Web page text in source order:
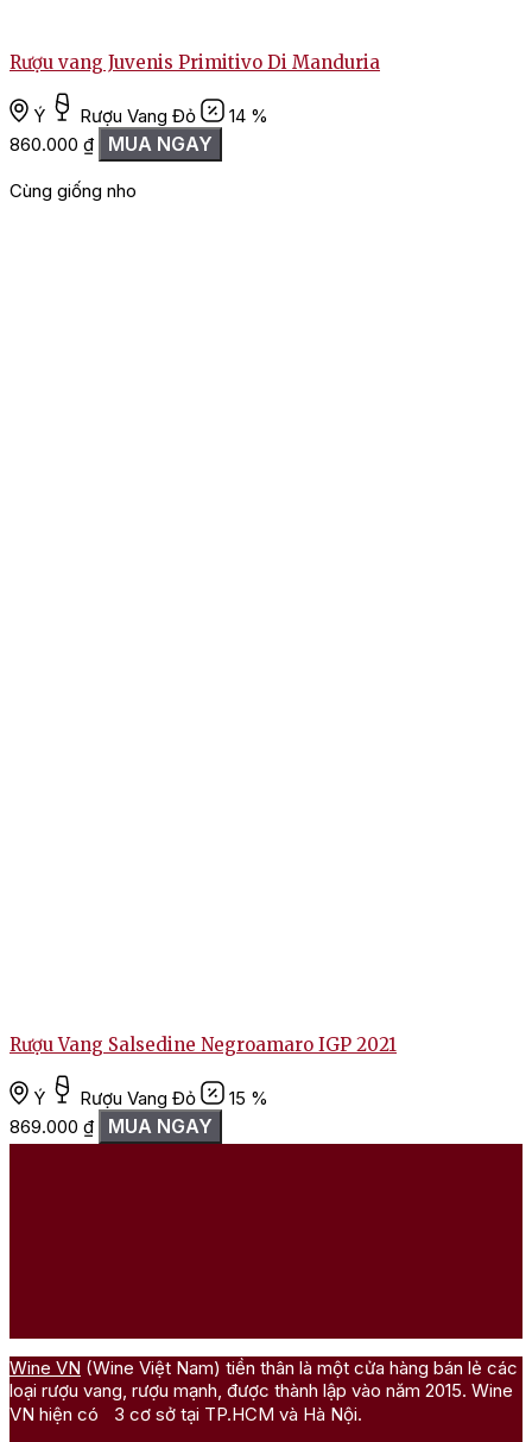
Rượu vang Juvenis Primitivo Di Manduria
Ý Rượu Vang Đỏ
14 %
860.000 ₫ MUA NGAY
Cùng giống nho
Rượu Vang Salsedine Negroamaro IGP 2021
Ý Rượu Vang Đỏ
15 %
869.000 ₫ MUA NGAY
Wine VN (Wine Việt Nam) tiền thân là một cửa hàng bán lẻ các
loại rượu vang, rượu mạnh, được thành lập vào năm 2015. Wine
VN hiện có 3 cơ sở tại TP.HCM và Hà Nội.